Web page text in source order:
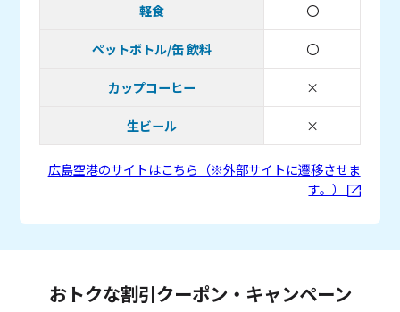
軽食
〇
取り扱いあり
ペットボトル/缶 飲料
〇
取り扱いあり
カップコーヒー
×取り扱い無し
生ビール
×取り扱い無し
広島空港のサイトはこちら（※外部サイトに遷移させま
す。）
おトクな割引クーポン・キャンペーン